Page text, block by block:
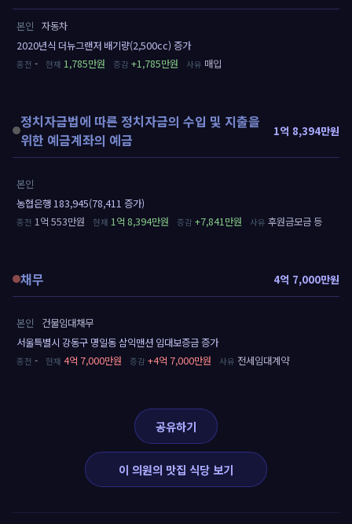
본인
자동차
2020년식 더뉴그랜저 배기량(2,500cc) 증가
-
1,785만원 +1,785만원 매입
정치자금법에 따른 정치자금의 수입 및 지출을
위한 예금계좌의 예금
1억 8,394만원
본인
농협은행 183,945(78,411 증가)
1억 553만원
1억 8,394만원 +7,841만원 후원금모금 등
채무 4억 7,000만원
본인
건물임대채무
서울특별시 강동구 명일동 삼익맨션 임대보증금 증가
-
4억 7,000만원 +4억 7,000만원 전세임대계약
공유하기
이 의원의 맛집 식당 보기